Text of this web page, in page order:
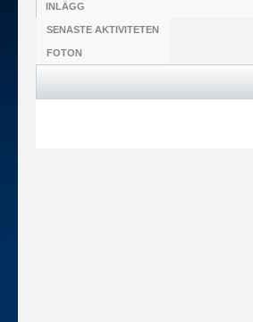
INLÄGG
SENASTE AKTIVITETEN
FOTON